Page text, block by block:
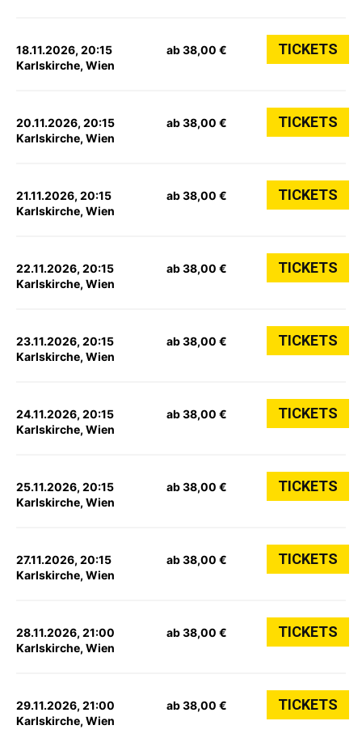
18.11.2026, 20:15
Karlskirche, Wien
ab 38,00 € TICKETS
20.11.2026, 20:15
Karlskirche, Wien
ab 38,00 € TICKETS
21.11.2026, 20:15
Karlskirche, Wien
ab 38,00 € TICKETS
22.11.2026, 20:15
Karlskirche, Wien
ab 38,00 € TICKETS
23.11.2026, 20:15
Karlskirche, Wien
ab 38,00 € TICKETS
24.11.2026, 20:15
Karlskirche, Wien
ab 38,00 € TICKETS
25.11.2026, 20:15
Karlskirche, Wien
ab 38,00 € TICKETS
27.11.2026, 20:15
Karlskirche, Wien
ab 38,00 € TICKETS
28.11.2026, 21:00
Karlskirche, Wien
ab 38,00 € TICKETS
29.11.2026, 21:00
Karlskirche, Wien
ab 38,00 € TICKETS